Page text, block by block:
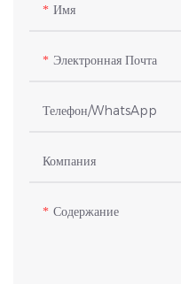
Имя
Электронная Почта
Телефон/WhatsApp
Компания
Содержание